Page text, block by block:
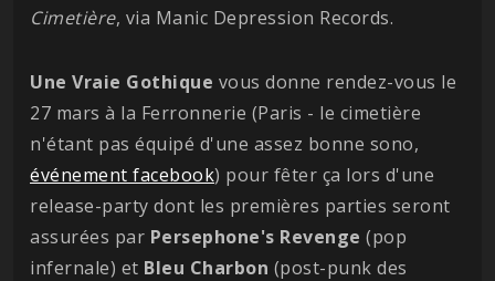
Cimetière, via Manic Depression Records.
Une Vraie Gothique vous donne rendez-vous le
27 mars à la Ferronnerie (Paris - le cimetière
n'étant pas équipé d'une assez bonne sono,
événement facebook) pour fêter ça lors d'une
release-party dont les premières parties seront
assurées par Persephone's Revenge (pop
infernale) et Bleu Charbon (post-punk des